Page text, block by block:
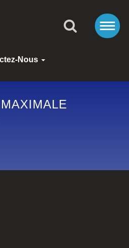
Nous